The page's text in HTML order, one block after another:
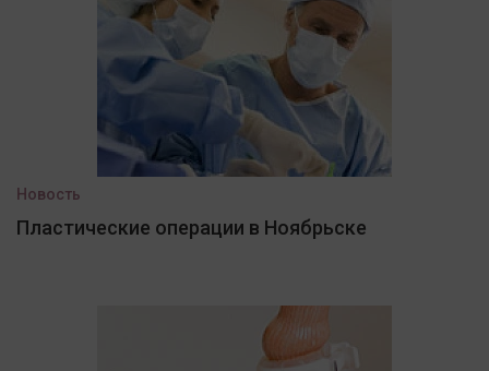
Новость
Пластические операции в Ноябрьске